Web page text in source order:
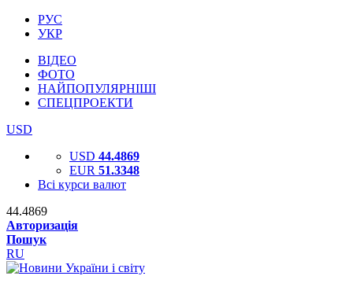
РУС
УКР
ВІДЕО
ФОТО
НАЙПОПУЛЯРНІШІ
СПЕЦПРОЕКТИ
USD
USD 44.4869
EUR 51.3348
Всі курси валют
44.4869
Авторизація
Пошук
RU